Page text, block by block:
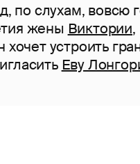
по слухам, вовсю
жены Виктории,
устроить
Еву